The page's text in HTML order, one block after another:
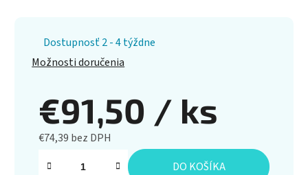
Dostupnosť 2 - 4 týždne
Možnosti doručenia
€91,50 / ks
€74,39 bez DPH
Jednotková cena:
DO KOŠÍKA